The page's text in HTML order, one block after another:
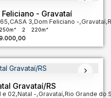
- Gravataí
65,CASA 3,Dom Feliciano ,Gravataí,
250m² 2 220m²
Gravataí/RS
e 02,Natal ,Gravataí,Rio Grande do